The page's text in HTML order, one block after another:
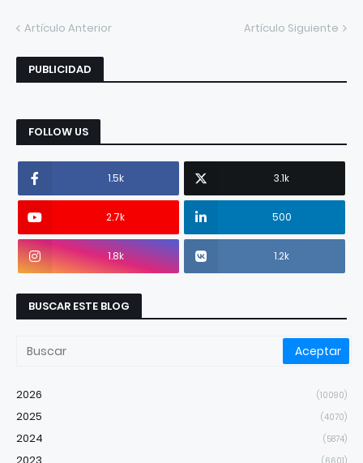
Artículo Anterior Artículo Siguiente
PUBLICIDAD
FOLLOW US
1.5k 3.1k
2.7k 500
1.8k 1.2k
BUSCAR ESTE BLOG
2026 (10090)
2025 (4070)
2024 (5874)